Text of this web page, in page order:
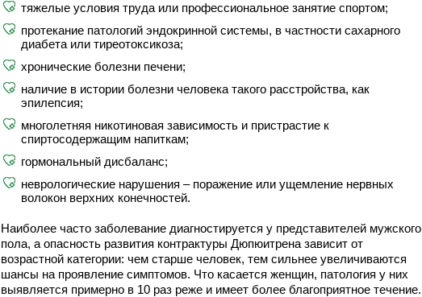
тяжелые условия труда или профессиональное занятие спортом;
протекание патологий эндокринной системы, в частности сахарного
диабета или тиреотоксикоза;
хронические болезни печени;
наличие в истории болезни человека такого расстройства, как
эпилепсия;
многолетняя никотиновая зависимость и пристрастие к
спиртосодержащим напиткам;
гормональный дисбаланс;
неврологические нарушения – поражение или ущемление нервных
волокон верхних конечностей.
Наиболее часто заболевание диагностируется у представителей мужского
пола, а опасность развития контрактуры Дюпюитрена зависит от
возрастной категории: чем старше человек, тем сильнее увеличиваются
шансы на проявление симптомов. Что касается женщин, патология у них
выявляется примерно в 10 раз реже и имеет более благоприятное течение.